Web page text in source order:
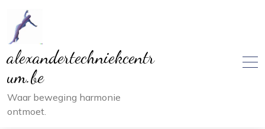
inhoud
alexandertechniekcentr
um.be
Waar beweging harmonie
ontmoet.